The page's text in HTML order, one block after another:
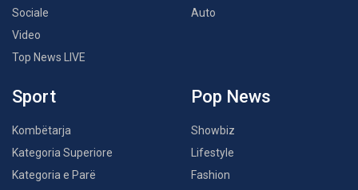
Sociale
Video
Top News LIVE
Auto
Sport
Kombëtarja
Kategoria Superiore
Kategoria e Parë
Pop News
Showbiz
Lifestyle
Fashion